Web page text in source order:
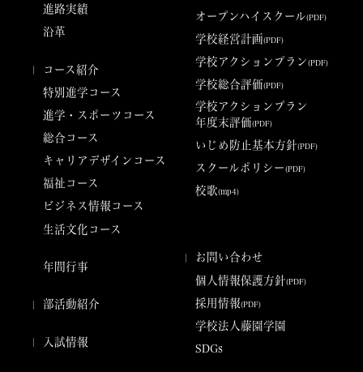
進路実績
沿革
コース紹介
特別進学コース
進学・スポーツコース
総合コース
キャリアデザインコース
福祉コース
ビジネス情報コース
生活文化コース
年間行事
部​活​動紹介
入試情報
オープンハイスクール(PDF)
学校経営計画(PDF)
学校アクションプラン (PDF)
学校総合評価(PDF)
学校アクションプラン
年度末評価(PDF)
いじめ防止基本方針(PDF)
スクールポリシー (PDF)
校歌(mp4)
お問い合わせ
個人情報保護方針(PDF)
採用情報(PDF)
学校法人藤園学園
SDGs